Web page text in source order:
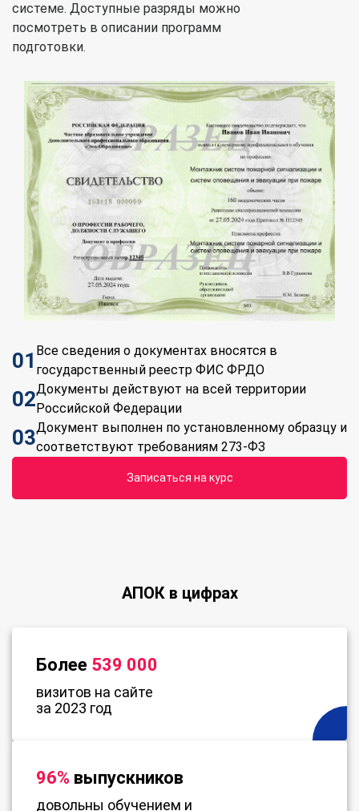
системе. Доступные разряды можно
посмотреть в описании программ
подготовки.
01 Все сведения о документах вносятся в
государственный реестр ФИС ФРДО
02Документы действуют на всей территории
Российской Федерации
03Документ выполнен по установленному образцу и
соответствуют требованиям 273-ФЗ
Записаться на курс
АПОК в цифрах
Более 539 000
визитов на сайте
за 2023 год
96% выпускников
довольны обучением и